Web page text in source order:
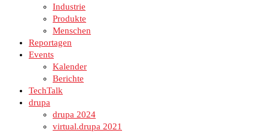
Industrie
Produkte
Menschen
Reportagen
Events
Kalender
Berichte
TechTalk
drupa
drupa 2024
virtual.drupa 2021